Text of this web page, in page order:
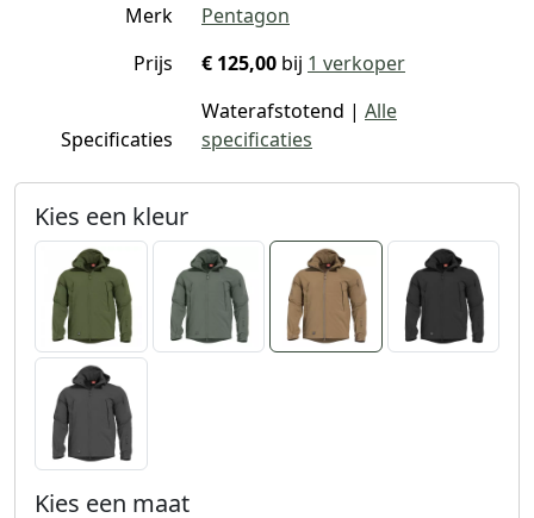
Merk
Pentagon
Prijs
€ 125,00 bij 1 verkoper
Specificaties
Waterafstotend | Alle
specificaties
Kies een kleur
Kies een maat